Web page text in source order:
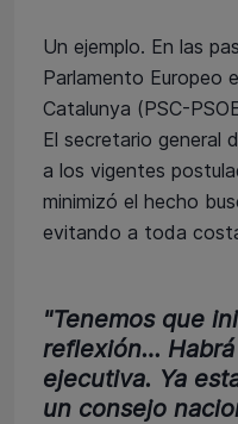
Un ejemplo. En las
Parlamento Europeo
Catalunya (PSC-
El secretario general
a los vigentes
minimizó el hecho
evitando a toda
"Tenemos que
reflexión…
ejecutiva. Ya
un consejo